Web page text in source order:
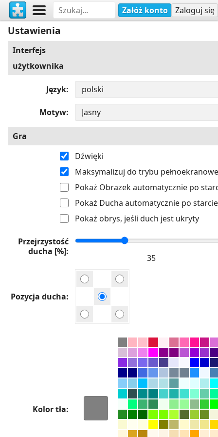
Załóż konto Zaloguj się
Ustawienia
Interfejs
użytkownika
Język
Motyw
Gra
Dźwięki
Maksymalizuj do trybu
Pokaż Obrazek automatycznie po
Pokaż Ducha automatycznie po starcie
Pokaż obrys, jeśli duch jest ukryty
Przejrzystość
ducha [%]
Pozycja ducha
Kolor tła